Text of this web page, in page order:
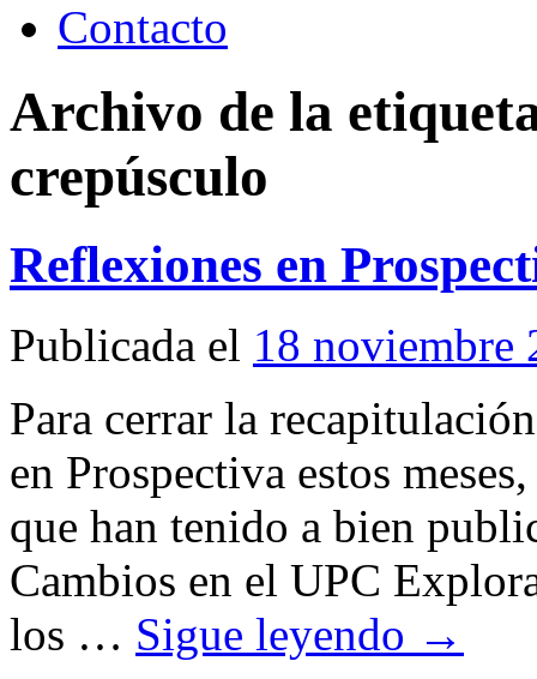
Contacto
Archivo de la
crepúsculo
Reflexiones en
Publicada el 18 noviembre
Para cerrar la
en Prospectiva estos
que han tenido a bien
Cambios en el UPC
los … Sigue leyendo →